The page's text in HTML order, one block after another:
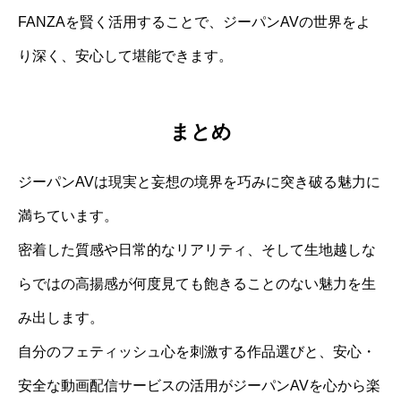
FANZAを賢く活用することで、ジーパンAVの世界をよ
り深く、安心して堪能できます。
まとめ
ジーパンAVは現実と妄想の境界を巧みに突き破る魅力に
満ちています。
密着した質感や日常的なリアリティ、そして生地越しな
らではの高揚感が何度見ても飽きることのない魅力を生
み出します。
自分のフェティッシュ心を刺激する作品選びと、安心・
安全な動画配信サービスの活用がジーパンAVを心から楽